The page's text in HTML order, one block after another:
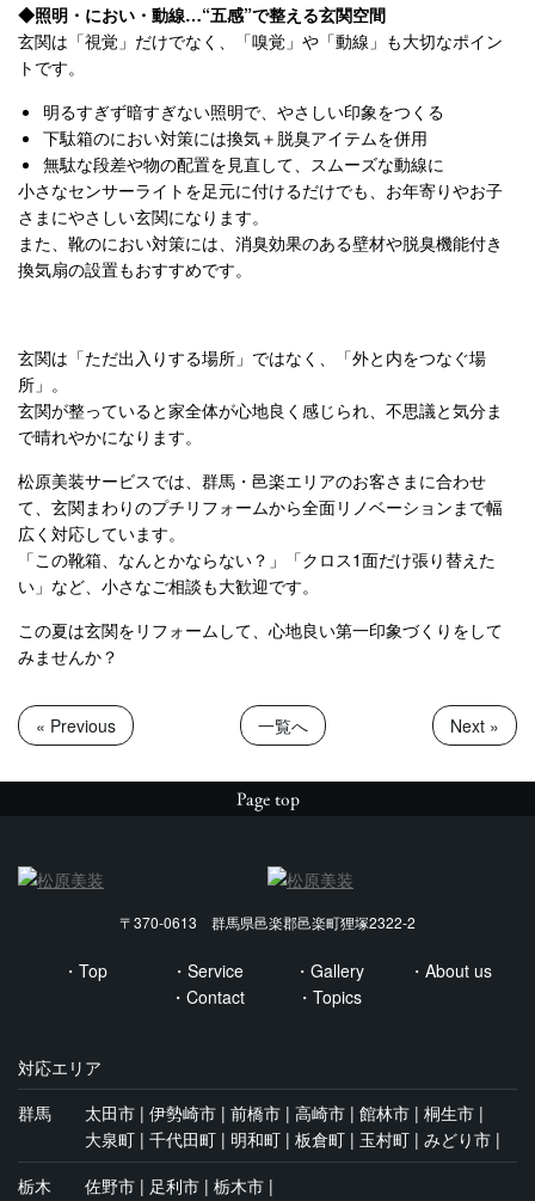
◆照明・におい・動線…“五感”で整える玄関空間
玄関は「視覚」だけでなく、「嗅覚」や「動線」も大切なポイン
トです。
明るすぎず暗すぎない照明で、やさしい印象をつくる
下駄箱のにおい対策には換気＋脱臭アイテムを併用
無駄な段差や物の配置を見直して、スムーズな動線に
小さなセンサーライトを足元に付けるだけでも、お年寄りやお子
さまにやさしい玄関になります。
また、靴のにおい対策には、消臭効果のある壁材や脱臭機能付き
換気扇の設置もおすすめです。
玄関は「ただ出入りする場所」ではなく、「外と内をつなぐ場
所」。
玄関が整っていると家全体が心地良く感じられ、不思議と気分ま
で晴れやかになります。
松原美装サービスでは、群馬・邑楽エリアのお客さまに合わせ
て、玄関まわりのプチリフォームから全面リノベーションまで幅
広く対応しています。
「この靴箱、なんとかならない？」「クロス1面だけ張り替えた
い」など、小さなご相談も大歓迎です。
この夏は玄関をリフォームして、心地良い第一印象づくりをして
みませんか？
« Previous 一覧へ Next »
Page top
〒370-0613 群馬県邑楽郡邑楽町狸塚2322-2
Top Service Gallery
About us
Contact
Topics
対応エリア
群馬
太田市 伊勢崎市 前橋市 高崎市 館林市 桐生市
大泉町 千代田町 明和町 板倉町 玉村町 みどり市
栃木
佐野市 足利市 栃木市